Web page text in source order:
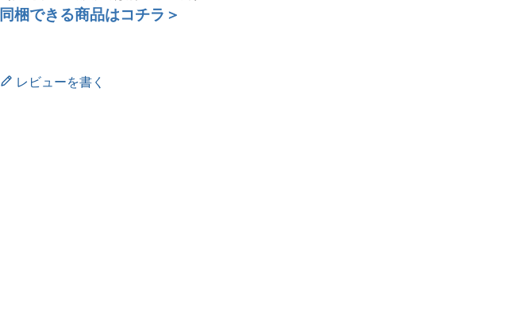
同梱できる商品はコチラ＞
レビューを書く